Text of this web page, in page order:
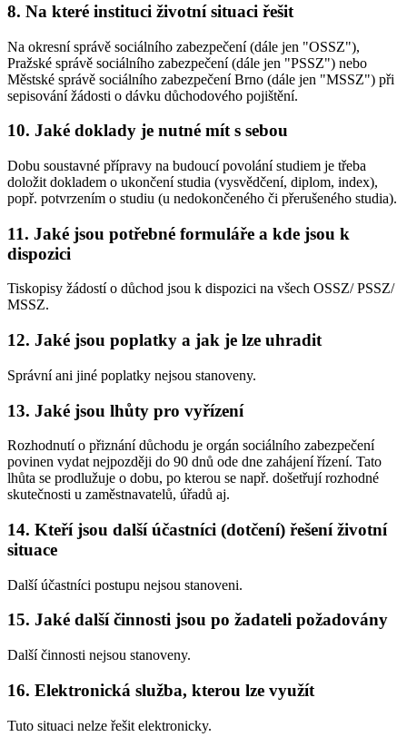
8. Na které instituci životní situaci řešit
Na okresní správě sociálního zabezpečení (dále jen "OSSZ"),
Pražské správě sociálního zabezpečení (dále jen "PSSZ") nebo
Městské správě sociálního zabezpečení Brno (dále jen "MSSZ") při
sepisování žádosti o dávku důchodového pojištění.
10. Jaké doklady je nutné mít s sebou
Dobu soustavné přípravy na budoucí povolání studiem je třeba
doložit dokladem o ukončení studia (vysvědčení, diplom, index),
popř. potvrzením o studiu (u nedokončeného či přerušeného studia).
11. Jaké jsou potřebné formuláře a kde jsou k
dispozici
Tiskopisy žádostí o důchod jsou k dispozici na všech OSSZ/ PSSZ/
MSSZ.
12. Jaké jsou poplatky a jak je lze uhradit
Správní ani jiné poplatky nejsou stanoveny.
13. Jaké jsou lhůty pro vyřízení
Rozhodnutí o přiznání důchodu je orgán sociálního zabezpečení
povinen vydat nejpozději do 90 dnů ode dne zahájení řízení. Tato
lhůta se prodlužuje o dobu, po kterou se např. došetřují rozhodné
skutečnosti u zaměstnavatelů, úřadů aj.
14. Kteří jsou další účastníci (dotčení) řešení životní
situace
Další účastníci postupu nejsou stanoveni.
15. Jaké další činnosti jsou po žadateli požadovány
Další činnosti nejsou stanoveny.
16. Elektronická služba, kterou lze využít
Tuto situaci nelze řešit elektronicky.